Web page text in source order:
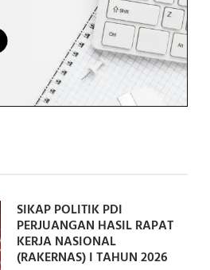
SIKAP POLITIK PDI
PERJUANGAN HASIL RAPAT
KERJA NASIONAL
(RAKERNAS) I TAHUN 2026